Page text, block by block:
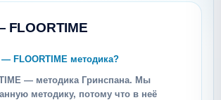
FLOORTIME
— FLOORTIME методика?
— методика Гринспана. Мы
методику, потому что в неё